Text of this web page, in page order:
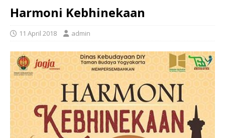
Harmoni Kebhinekaan
11 April 2018 admin